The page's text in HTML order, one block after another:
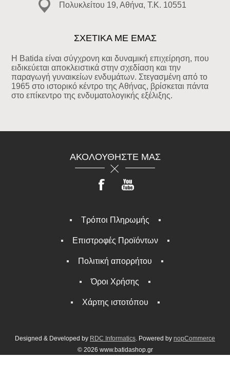
Πολυκλείτου 19, Αθήνα, T.K. 10551
ΣΧΕΤΙΚΑ ΜΕ ΕΜΑΣ
Η Batida είναι σύγχρονη και δυναμική επιχείρηση, που
ειδικεύεται αποκλειστικά στην σχεδίαση και την
παραγωγή γυναικείων ενδυμάτων. Στεγασμένη από το
1965 στο ιστορικό κέντρο της Αθήνας, βρίσκεται πάντα
στο επίκεντρο της ενδυματολογικής εξέλιξης.
ΑΚΟΛΟΥΘΉΣΤΕ ΜΑΣ
Τρόποι Πληρωμής
Επιστροφές Προϊόντων
Πολιτική απορρήτου
Όροι Χρήσης
Χάρτης ιστοτόπου
Designed & Developed by RDC Informatics. Powered by nopCommerce
© 2026 www.batidashop.gr